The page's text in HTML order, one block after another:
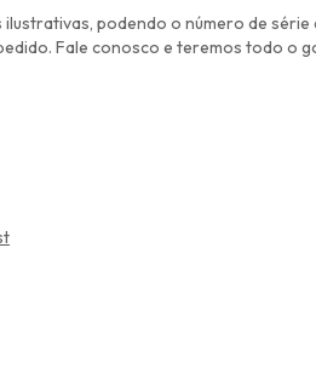
podendo o número de
Fale conosco e teremos todo o